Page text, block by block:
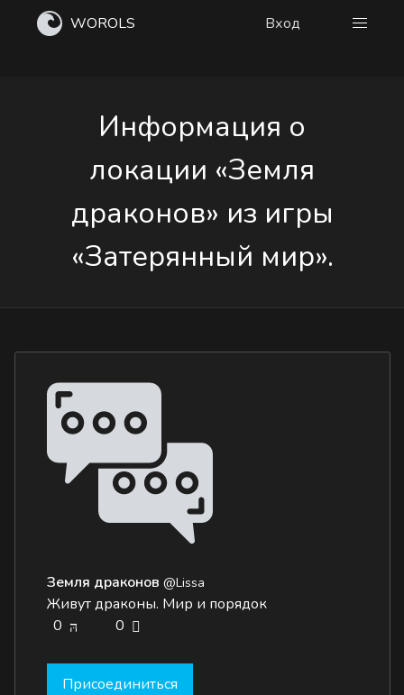
WOROLS Вход
Информация о
локации «Земля
драконов» из игры
«Затерянный мир».
Земля драконов @Lissa
Живут драконы. Мир и порядок
0
0
Присоединиться